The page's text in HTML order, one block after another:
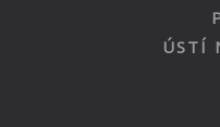
ÚSTÍ